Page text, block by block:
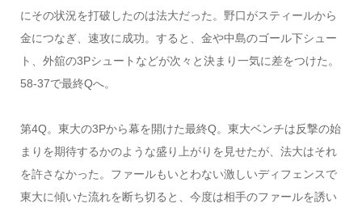
にその状況を打破したのは法大だった。野口がスティールから
金につなぎ、速攻に成功。すると、金や中島のゴール下シュー
ト、外舘の3Pシュートなどが次々と決まり一気に差をつけた。
58-37で最終Qへ。
第4Q。東大の3Pから幕を開けた最終Q。東大ベンチは反撃の始
まりを期待するかのような盛り上がりを見せたが、法大はそれ
を許さなかった。ファールもいとわない激しいディフェンスで
東大に傾いた流れを断ち切ると、今度は相手のファールを誘い